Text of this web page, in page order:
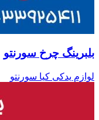
بلبرینگ چرخ سورنتو
لوازم یدکی کیا سورنتو